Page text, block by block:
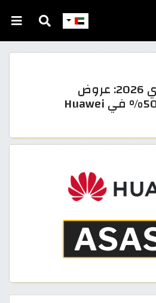
كود خصم هواوي 2026: عروض
وكوبونات حتى 50% في Huawei